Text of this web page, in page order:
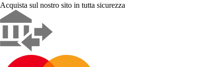
Acquista sul nostro sito in tutta sicurezza